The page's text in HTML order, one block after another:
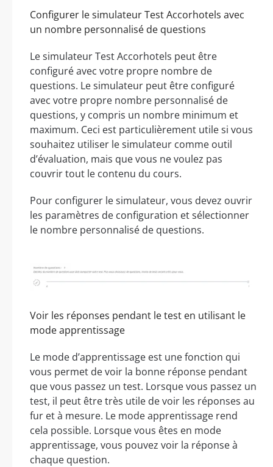
Configurer le simulateur Test Accorhotels avec
un nombre personnalisé de questions
Le simulateur Test Accorhotels peut être
configuré avec votre propre nombre de
questions. Le simulateur peut être configuré
avec votre propre nombre personnalisé de
questions, y compris un nombre minimum et
maximum. Ceci est particulièrement utile si vous
souhaitez utiliser le simulateur comme outil
d’évaluation, mais que vous ne voulez pas
couvrir tout le contenu du cours.
Pour configurer le simulateur, vous devez ouvrir
les paramètres de configuration et sélectionner
le nombre personnalisé de questions.
Voir les réponses pendant le test en utilisant le
mode apprentissage
Le mode d’apprentissage est une fonction qui
vous permet de voir la bonne réponse pendant
que vous passez un test. Lorsque vous passez un
test, il peut être très utile de voir les réponses au
fur et à mesure. Le mode apprentissage rend
cela possible. Lorsque vous êtes en mode
apprentissage, vous pouvez voir la réponse à
chaque question.